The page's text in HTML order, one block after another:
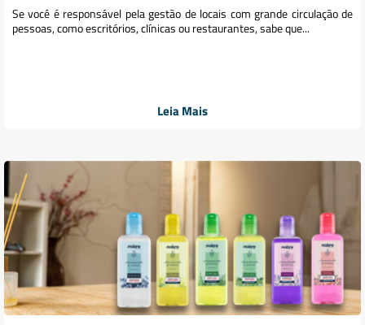
Se você é responsável pela gestão de locais com grande circulação de
pessoas, como escritórios, clínicas ou restaurantes, sabe que...
Leia Mais